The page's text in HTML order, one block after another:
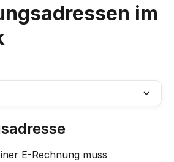
im
E-Rechnung muss